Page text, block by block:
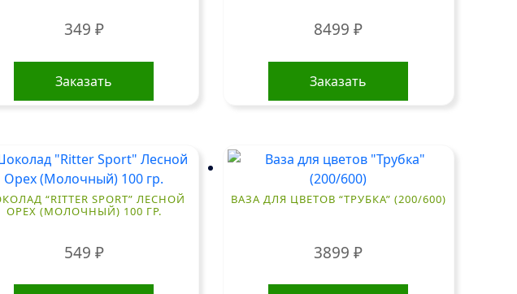
349 ₽
Заказать
8499₽
Заказать
“RITTER SPORT” ЛЕСНОЙ
ОРЕХ (МОЛОЧНЫЙ) 100 ГР.
549 ₽
ВАЗА ДЛЯ ЦВЕТОВ “ТРУБКА” (200/600)
3899₽